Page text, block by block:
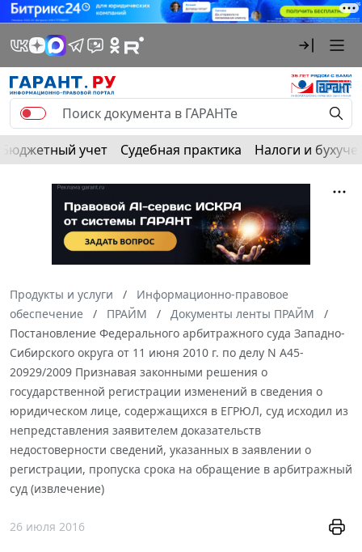
Бюджетный учет Судебная практика Налоги и
Продукты и услуги
Информационно-правовое
обеспечение
ПРАЙМ
Документы ленты ПРАЙМ
Постановление Федерального арбитражного суда Западно-
Сибирского округа от 11 июня 2010 г. по делу N А45-
20929/2009 Признавая законными решения о
государственной регистрации изменений в сведения о
юридическом лице, содержащихся в ЕГРЮЛ, суд исходил из
непредставления заявителем доказательств
недостоверности сведений, указанных в заявлении о
регистрации, пропуска срока на обращение в арбитражный
суд (извлечение)
26 июля 2016